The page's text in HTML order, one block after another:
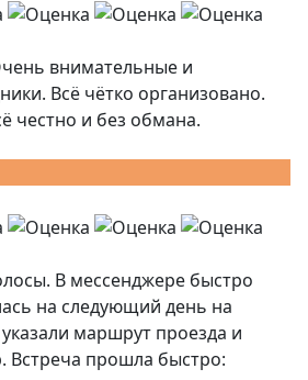
внимательные и
Всё чётко организовано.
честно и без обмана.
В мессенджере быстро
на следующий день на
маршрут проезда и
Встреча прошла быстро: